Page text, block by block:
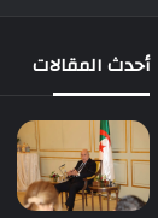
أحدث المقالات